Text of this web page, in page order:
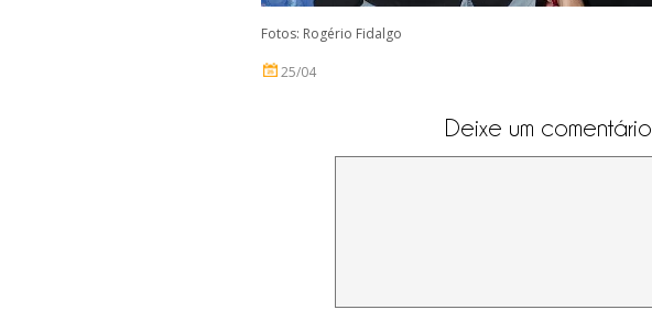
Fotos: Rogério Fidalgo
25/04
Deixe um comentário